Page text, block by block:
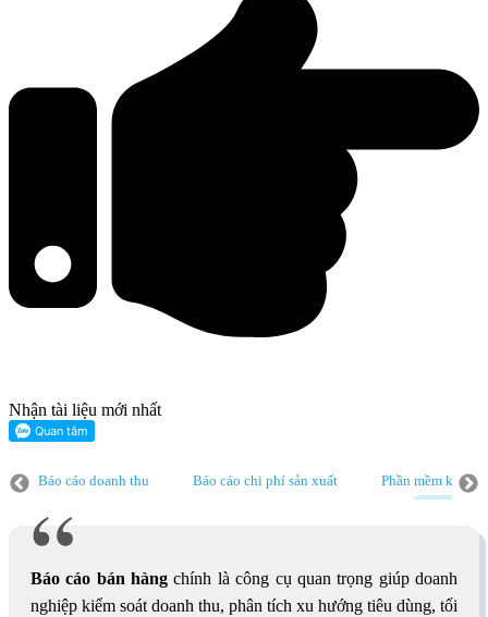
Nhận tài liệu mới nhất
Báo cáo doanh thu Báo cáo chi phí sản xuất
Phần mềm kế
Báo cáo bán hàng chính là công cụ quan trọng giúp doanh
nghiệp kiểm soát doanh thu, phân tích xu hướng tiêu dùng, tối